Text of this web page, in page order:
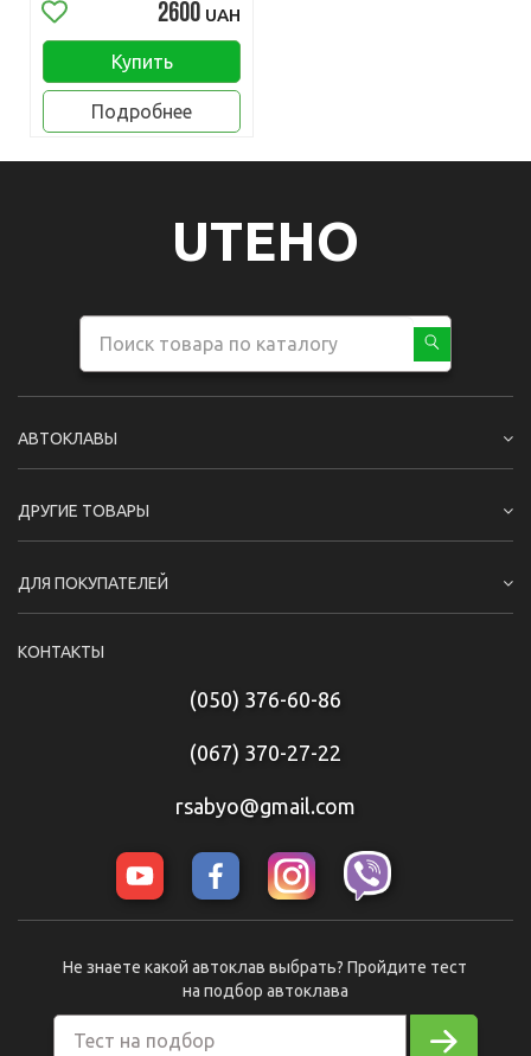
2600 UAH
Купить
Подробнее
UTEHO
АВТОКЛАВЫ
ДРУГИЕ ТОВАРЫ
ДЛЯ ПОКУПАТЕЛЕЙ
КОНТАКТЫ
(050) 376-60-86
(067) 370-27-22
rsabyo@gmail.com
Тест на подбор
Не знаете какой автоклав выбрать? Пройдите тест
на подбор автоклава